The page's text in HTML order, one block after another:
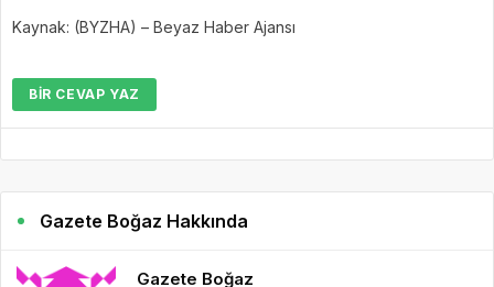
Kaynak: (BYZHA) – Beyaz Haber Ajansı
BIR CEVAP YAZ
Gazete Boğaz Hakkında
Gazete Boğaz